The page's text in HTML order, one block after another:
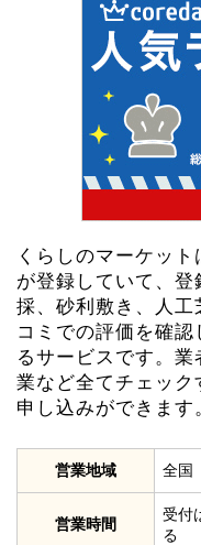
くらしのマーケッ
が登録していて、
採、砂利敷き、人工
コミでの評価を確
るサービスです。
業など全てチェック
申し込みができます
営業地域 全国
営業時間
受付
る